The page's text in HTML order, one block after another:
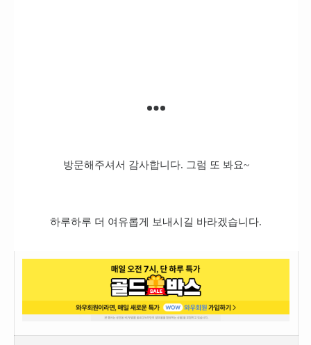
방문해주셔서 감사합니다. 그럼 또 봐요~
하루하루 더 여유롭게 보내시길 바라겠습니다.